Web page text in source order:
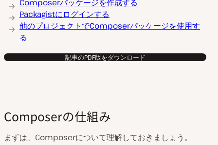
Composerパッケージを作成する
Packagistにログインする
他のプロジェクトでComposerパッケージを使用す
る
記事のPDF版をダウンロード
Composerの仕組み
まずは、Composerについて理解しておきましょう。